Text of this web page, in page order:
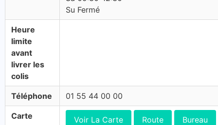
Su Fermé
Heure
limite
avant
livrer les
colis
Téléphone 01 55 44 00 00
Carte Voir La Carte Route Bureau